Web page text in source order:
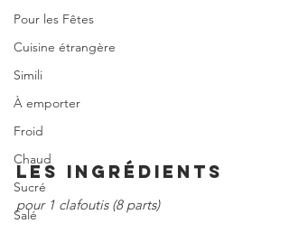
Pour les Fêtes
Cuisine étrangère
Simili
À emporter
Froid
Chaud
Sucré
Salé
LES INGRÉDIENTS
pour 1 clafoutis (8 parts)